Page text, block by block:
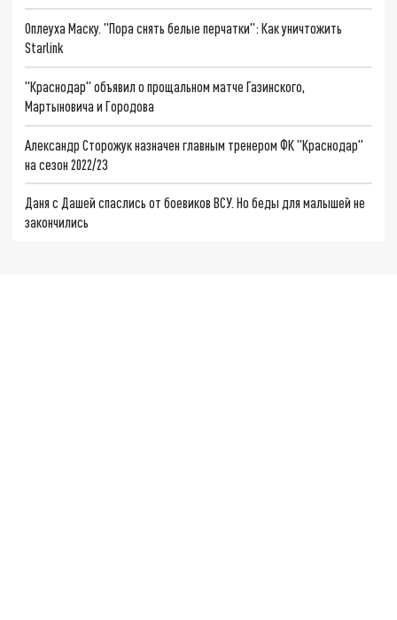
Оплеуха Маску. "Пора снять белые перчатки": Как уничтожить
Starlink
"Краснодар" объявил о прощальном матче Газинского,
Мартыновича и Городова
Александр Сторожук назначен главным тренером ФК "Краснодар"
на сезон 2022/23
Даня с Дашей спаслись от боевиков ВСУ. Но беды для малышей не
закончились